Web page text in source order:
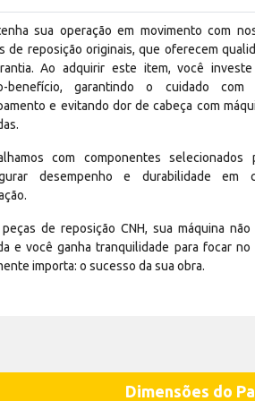
sua operação em movimento com
de reposição originais, que oferecem
Ao adquirir este item, você
benefício, garantindo o cuidado com
e evitando dor de cabeça com
com componentes selecionados
desempenho e durabilidade em
peças de reposição CNH, sua máquina
e você ganha tranquilidade para focar no
importa: o sucesso da sua obra.
Dimensões do